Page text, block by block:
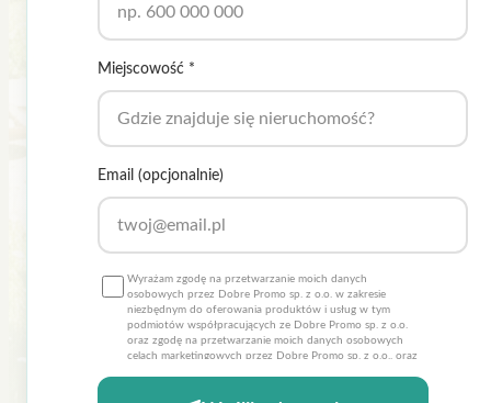
Miejscowość *
Email (opcjonalnie)
Wyrażam zgodę na przetwarzanie moich danych
osobowych przez Dobre Promo sp. z o.o. w zakresie
niezbędnym do oferowania produktów i usług w tym
podmiotów współpracujących ze Dobre Promo sp. z o.o.
oraz zgodę na przetwarzanie moich danych osobowych
celach marketingowych przez Dobre Promo sp. z o.o., oraz